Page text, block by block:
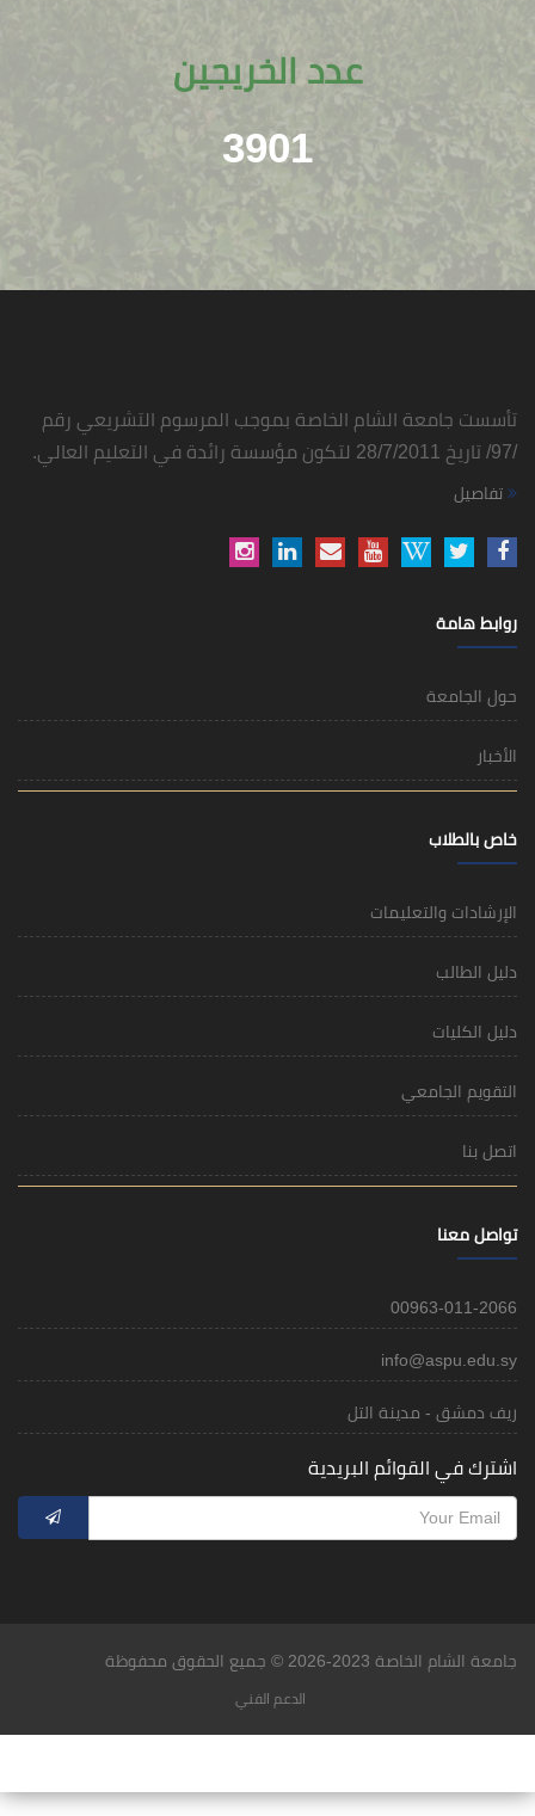
عدد الخريجين
3901
تأسست جامعة الشام الخاصة بموجب المرسوم التشريعي رقم
تفاصيل
روابط هامة
حول الجامعة
الأخبار
خاص بالطلاب
الإرشادات والتعليمات
دليل الطالب
دليل الكليات
التقويم الجامعي
اتصل بنا
تواصل معنا
00963-011-2066
info@aspu.edu.sy
ريف دمشق - مدينة التل
اشترك في القوائم البريدية
جامعة الشام الخاصة 2023-2026 © جميع الحقوق محفوظة
الدعم الفني